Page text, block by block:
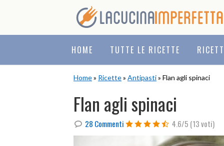
Skip
to
primary
navigation
Skip
to
main
content
Skip
to
primary
sidebar
HOME TUTTE LE RICETTE
Home» Ricette» Antipasti» Flan agli spinaci
Flan agli spinaci
28 Commenti 4.6/5 (13 voti)